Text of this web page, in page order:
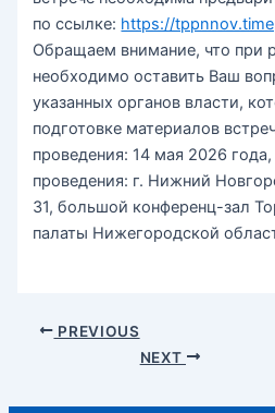
по ссылке: https://
Обращаем внимание, что при
необходимо оставить Ваш
указанных органов власти,
подготовке материалов
проведения: 14 мая 2026
проведения: г. Нижний
31, большой конференц-зал
палаты Нижегородской
Post PREVIOUS
NEXT